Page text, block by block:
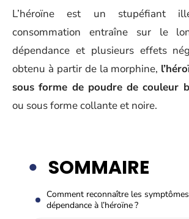
L’héroïne est un stupéfiant
consommation entraîne sur le
dépendance et plusieurs effets
obtenu à partir de la morphine,
sous forme de poudre de couleur
ou sous forme collante et noire.
SOMMAIRE
Comment reconnaître les
dépendance à l’héroïne ?